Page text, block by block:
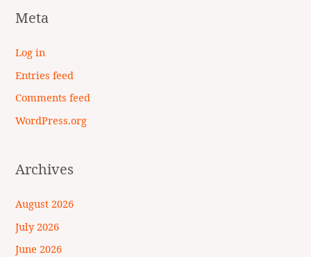
Meta
Log in
Entries feed
Comments feed
WordPress.org
Archives
August 2026
July 2026
June 2026